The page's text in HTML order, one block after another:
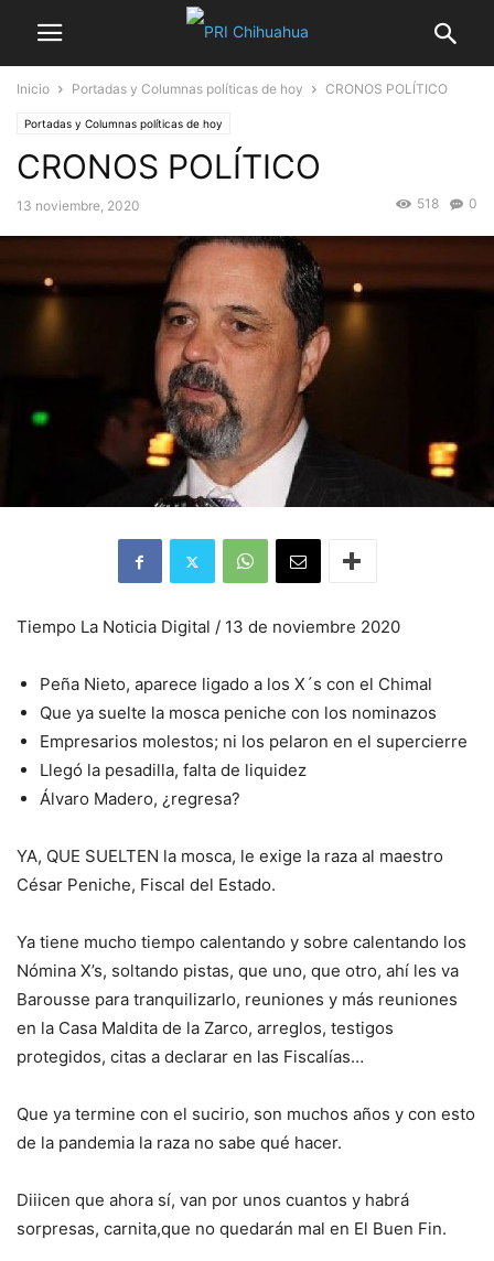
Inicio Portadas y Columnas políticas de hoy CRONOS POLÍTICO
Portadas y Columnas políticas de hoy
CRONOS POLÍTICO
13 noviembre, 2020 0
518
Tiempo La Noticia Digital / 13 de noviembre 2020
Peña Nieto, aparece ligado a los X´s con el Chimal
Que ya suelte la mosca peniche con los nominazos
Empresarios molestos; ni los pelaron en el supercierre
Llegó la pesadilla, falta de liquidez
Álvaro Madero, ¿regresa?
YA, QUE SUELTEN la mosca, le exige la raza al maestro
César Peniche, Fiscal del Estado.
Ya tiene mucho tiempo calentando y sobre calentando los
Nómina X’s, soltando pistas, que uno, que otro, ahí les va
Barousse para tranquilizarlo, reuniones y más reuniones
en la Casa Maldita de la Zarco, arreglos, testigos
protegidos, citas a declarar en las Fiscalías…
Que ya termine con el sucirio, son muchos años y con esto
de la pandemia la raza no sabe qué hacer.
Diiicen que ahora sí, van por unos cuantos y habrá
sorpresas, carnita,que no quedarán mal en El Buen Fin.